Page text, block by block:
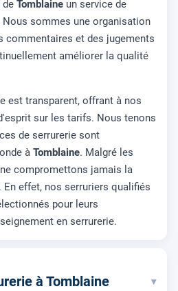
de Tomblaine un service de
sommes une organisation
commentaires et des jugements
améliorer la qualité
est transparent, offrant à nos
sur les tarifs. Nous tenons
de serrurerie sont
à Tomblaine. Malgré les
compromettons jamais la
effet, nos serruriers qualifiés
pour leurs
en serrurerie.
à Tomblaine ▾